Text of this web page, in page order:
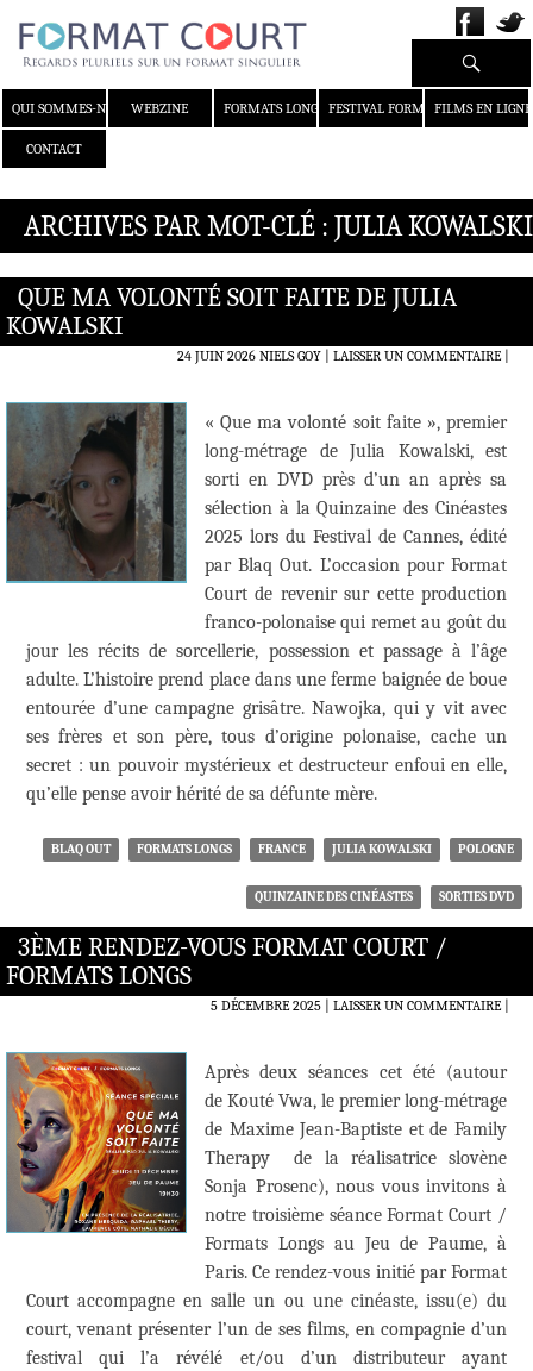
QUI SOMMES-NOUS ?WEBZINE FORMATS LONGS FESTIVAL FORMAT COURT
FILMS EN LIGNE
CONTACT
Recherche
ARCHIVES PAR MOT-CLÉ : JULIA KOWALSKI
QUE MA VOLONTÉ SOIT FAITE DE JULIA
KOWALSKI
24 JUIN 2026 NIELS GOY LAISSER UN COMMENTAIRE|
« Que ma volonté soit faite », premier
long-métrage de Julia Kowalski, est
sorti en DVD près d’un an après sa
sélection à la Quinzaine des Cinéastes
2025 lors du Festival de Cannes, édité
par Blaq Out. L’occasion pour Format
Court de revenir sur cette production
franco-polonaise qui remet au goût du
jour les récits de sorcellerie, possession et passage à l’âge
adulte. L’histoire prend place dans une ferme baignée de boue
entourée d’une campagne grisâtre. Nawojka, qui y vit avec
ses frères et son père, tous d’origine polonaise, cache un
secret : un pouvoir mystérieux et destructeur enfoui en elle,
qu’elle pense avoir hérité de sa défunte mère.
BLAQ OUT FORMATS LONGS FRANCE JULIA KOWALSKI POLOGNE
QUINZAINE DES CINÉASTES SORTIES DVD
3ÈME RENDEZ-VOUS FORMAT COURT /
FORMATS LONGS
5 DÉCEMBRE 2025 LAISSER UN COMMENTAIRE|
Après deux séances cet été (autour
de Kouté Vwa, le premier long-métrage
de Maxime Jean-Baptiste et de Family
Therapy de la réalisatrice slovène
Sonja Prosenc), nous vous invitons à
notre troisième séance Format Court /
Formats Longs au Jeu de Paume, à
Paris. Ce rendez-vous initié par Format
Court accompagne en salle un ou une cinéaste, issu(e) du
court, venant présenter l’un de ses films, en compagnie d’un
festival qui l’a révélé et/ou d’un distributeur ayant